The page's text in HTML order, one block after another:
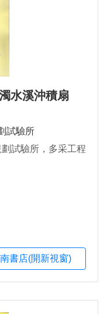
水溪沖積扇
試驗所
試驗所，多采工程
書店(開新視窗)